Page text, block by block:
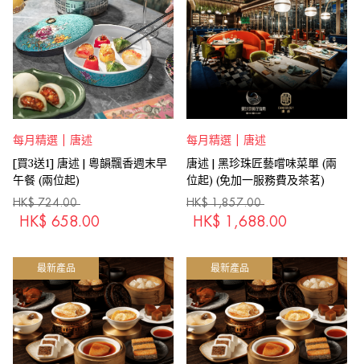
每月精選 | 唐述
[買3送1] 唐述 | 粵韻飄香週末早
午餐 (兩位起)
HK$ 724.00
HK$ 658.00
每月精選 | 唐述
唐述 | 黑珍珠匠藝嚐味菜單 (兩
位起) (免加一服務費及茶茗)
HK$ 1,857.00
HK$ 1,688.00
最新產品 最新產品